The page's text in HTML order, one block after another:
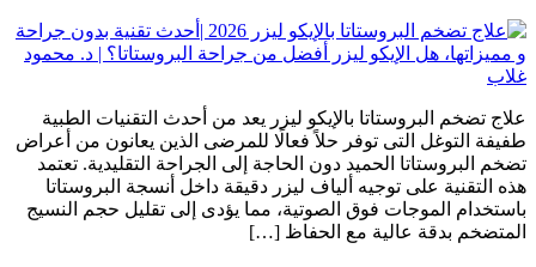
علاج تضخم البروستاتا بالإيكو ليزر يعد من أحدث التقنيات الطبية
طفيفة التوغل التى توفر حلاً فعالًا للمرضى الذين يعانون من أعراض
تضخم البروستاتا الحميد دون الحاجة إلى الجراحة التقليدية. تعتمد
هذه التقنية على توجيه ألياف ليزر دقيقة داخل أنسجة البروستاتا
باستخدام الموجات فوق الصوتية، مما يؤدى إلى تقليل حجم النسيج
المتضخم بدقة عالية مع الحفاظ […]